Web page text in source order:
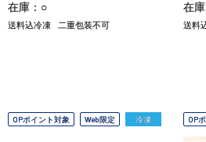
在庫：○
送料込冷凍 二重包装不可
在
送料
OPポイント対象 Web限定 冷凍 OP